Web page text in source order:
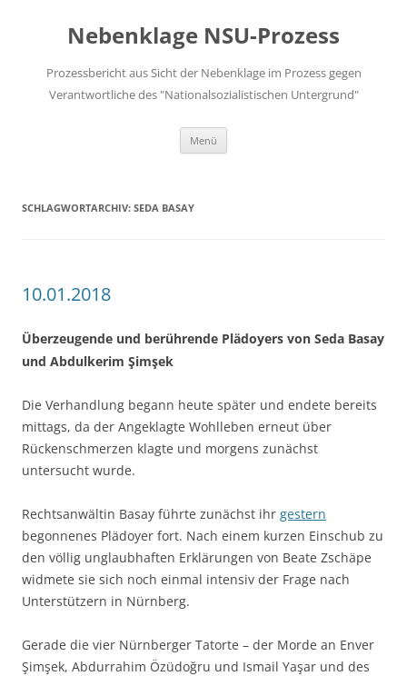
springenNebenklage NSU-Prozess
Prozessbericht aus Sicht der Nebenklage im Prozess gegen
Verantwortliche des "Nationalsozialistischen Untergrund"
Menü
SCHLAGWORTARCHIV: SEDA BASAY
10.01.2018
Überzeugende und berührende Plädoyers von Seda Basay
und Abdulkerim Şimşek
Die Verhandlung begann heute später und endete bereits
mittags, da der Angeklagte Wohlleben erneut über
Rückenschmerzen klagte und morgens zunächst
untersucht wurde.
Rechtsanwältin Basay führte zunächst ihr gestern
begonnenes Plädoyer fort. Nach einem kurzen Einschub zu
den völlig unglaubhaften Erklärungen von Beate Zschäpe
widmete sie sich noch einmal intensiv der Frage nach
Unterstützern in Nürnberg.
Gerade die vier Nürnberger Tatorte – der Morde an Enver
Şimşek, Abdurrahim Özüdoğru und Ismail Yaşar und des